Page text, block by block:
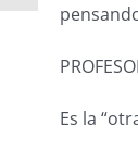
Es la